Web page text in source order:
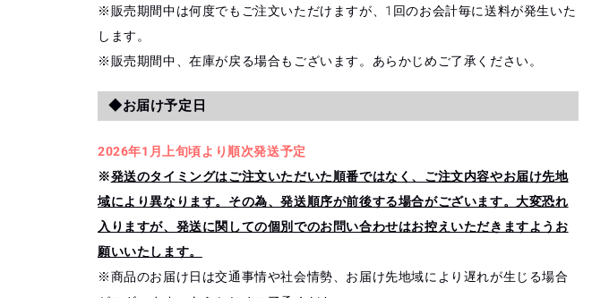
※販売期間中は何度でもご注文いただけますが、1回のお会計毎に送料が発生いた
します。
※販売期間中、在庫が戻る場合もございます。あらかじめご了承ください。
◆お届け予定日
2026年1月上旬頃より順次発送予定
※発送のタイミングはご注文いただいた順番ではなく、ご注文内容やお届け先地
域により異なります。その為、発送順序が前後する場合がございます。大変恐れ
入りますが、発送に関しての個別でのお問い合わせはお控えいただきますようお
願いいたします。
※商品のお届け日は交通事情や社会情勢、お届け先地域により遅れが生じる場合